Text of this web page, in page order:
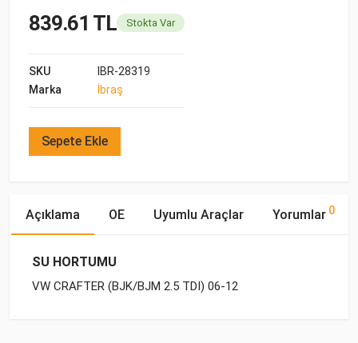
839.61 TL Stokta Var
SKU
IBR-28319
Marka
İbraş
Sepete Ekle
Açıklama OE Uyumlu Araçlar Yorumlar 0
SU HORTUMU
VW CRAFTER (BJK/BJM 2.5 TDI) 06-12